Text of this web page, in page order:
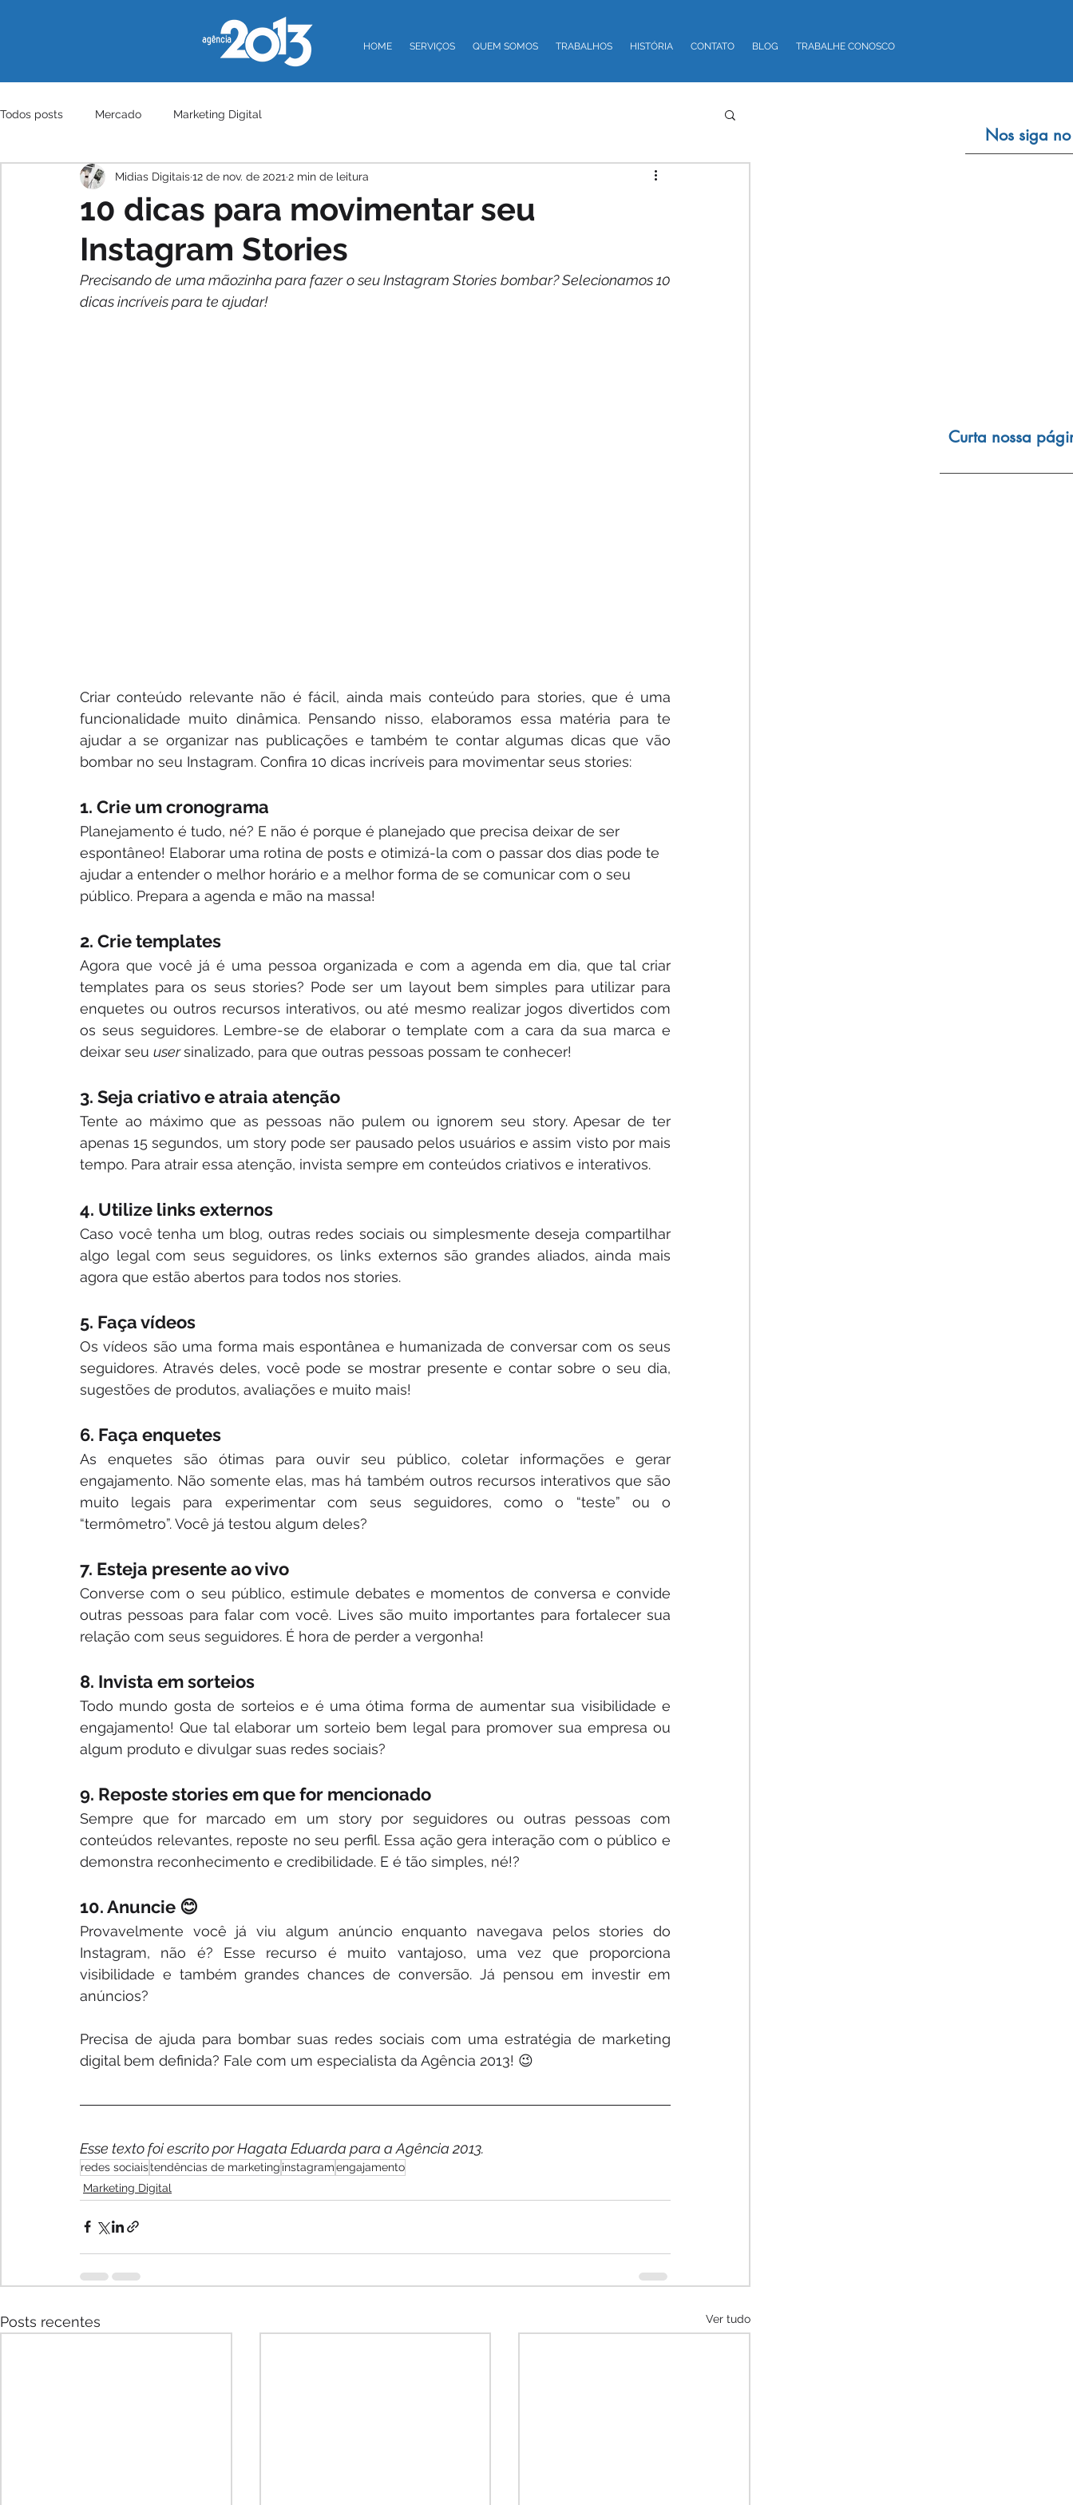
HOME SERVIÇOS QUEM SOMOS TRABALHOS HISTÓRIA CONTATO BLOG TRABALHE CONOSCO
Todos posts Mercado Marketing Digital
10 dicas para movimentar seu
Instagram Stories
Midias Digitais12 de nov. de 2021 2 min de leitura
Precisando de uma mãozinha para fazer o seu Instagram Stories bombar? Selecionamos 10
dicas incríveis para te ajudar!
Criar conteúdo relevante não é fácil, ainda mais conteúdo para stories, que é uma
funcionalidade muito dinâmica. Pensando nisso, elaboramos essa matéria para te
ajudar a se organizar nas publicações e também te contar algumas dicas que vão
bombar no seu Instagram. Confira 10 dicas incríveis para movimentar seus stories:
1. Crie um cronograma
Planejamento é tudo, né? E não é porque é planejado que precisa deixar de ser
espontâneo! Elaborar uma rotina de posts e otimizá-la com o passar dos dias pode te
ajudar a entender o melhor horário e a melhor forma de se comunicar com o seu
público. Prepara a agenda e mão na massa!
2. Crie templates
Agora que você já é uma pessoa organizada e com a agenda em dia, que tal criar
templates para os seus stories? Pode ser um layout bem simples para utilizar para
enquetes ou outros recursos interativos, ou até mesmo realizar jogos divertidos com
os seus seguidores. Lembre-se de elaborar o template com a cara da sua marca e
deixar seu user sinalizado, para que outras pessoas possam te conhecer!
3. Seja criativo e atraia atenção
Tente ao máximo que as pessoas não pulem ou ignorem seu story. Apesar de ter
apenas 15 segundos, um story pode ser pausado pelos usuários e assim visto por mais
tempo. Para atrair essa atenção, invista sempre em conteúdos criativos e interativos.
4. Utilize links externos
Caso você tenha um blog, outras redes sociais ou simplesmente deseja compartilhar
algo legal com seus seguidores, os links externos são grandes aliados, ainda mais
agora que estão abertos para todos nos stories.
5. Faça vídeos
Os vídeos são uma forma mais espontânea e humanizada de conversar com os seus
seguidores. Através deles, você pode se mostrar presente e contar sobre o seu dia,
sugestões de produtos, avaliações e muito mais!
6. Faça enquetes
As enquetes são ótimas para ouvir seu público, coletar informações e gerar
engajamento. Não somente elas, mas há também outros recursos interativos que são
muito legais para experimentar com seus seguidores, como o “teste” ou o
“termômetro”. Você já testou algum deles?
7. Esteja presente ao vivo
Converse com o seu público, estimule debates e momentos de conversa e convide
outras pessoas para falar com você. Lives são muito importantes para fortalecer sua
relação com seus seguidores. É hora de perder a vergonha!
8. Invista em sorteios
Todo mundo gosta de sorteios e é uma ótima forma de aumentar sua visibilidade e
engajamento! Que tal elaborar um sorteio bem legal para promover sua empresa ou
algum produto e divulgar suas redes sociais?
9. Reposte stories em que for mencionado
Sempre que for marcado em um story por seguidores ou outras pessoas com
conteúdos relevantes, reposte no seu perfil. Essa ação gera interação com o público e
demonstra reconhecimento e credibilidade. E é tão simples, né!?
10. Anuncie 😊
Provavelmente você já viu algum anúncio enquanto navegava pelos stories do
Instagram, não é? Esse recurso é muito vantajoso, uma vez que proporciona
visibilidade e também grandes chances de conversão. Já pensou em investir em
anúncios?
Precisa de ajuda para bombar suas redes sociais com uma estratégia de marketing
digital bem definida? Fale com um especialista da Agência 2013! 😉
Esse texto foi escrito por Hagata Eduarda para a Agência 2013.
redes sociaistendências de marketing instagramengajamento
Marketing Digital
Posts recentes Ver tudo
Nos siga
Curta nossa